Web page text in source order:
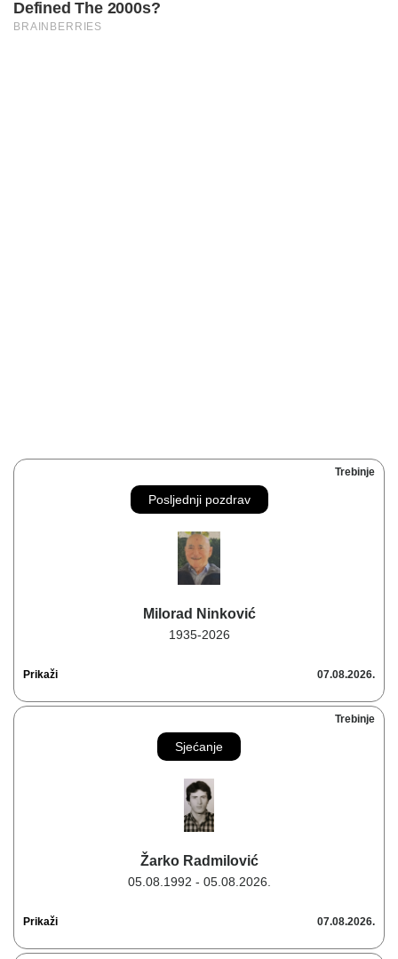
Trebinje
Posljednji pozdrav
Milorad Ninković
1935-2026
Prikaži 07.08.2026.
Trebinje
Sjećanje
Žarko Radmilović
05.08.1992 - 05.08.2026.
Prikaži 07.08.2026.